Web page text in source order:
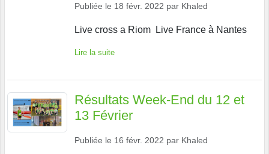
Publiée le 18 févr. 2022 par Khaled
Live cross a Riom Live France à Nantes
Lire la suite
Résultats Week-End du 12 et
13 Février
Publiée le 16 févr. 2022 par Khaled